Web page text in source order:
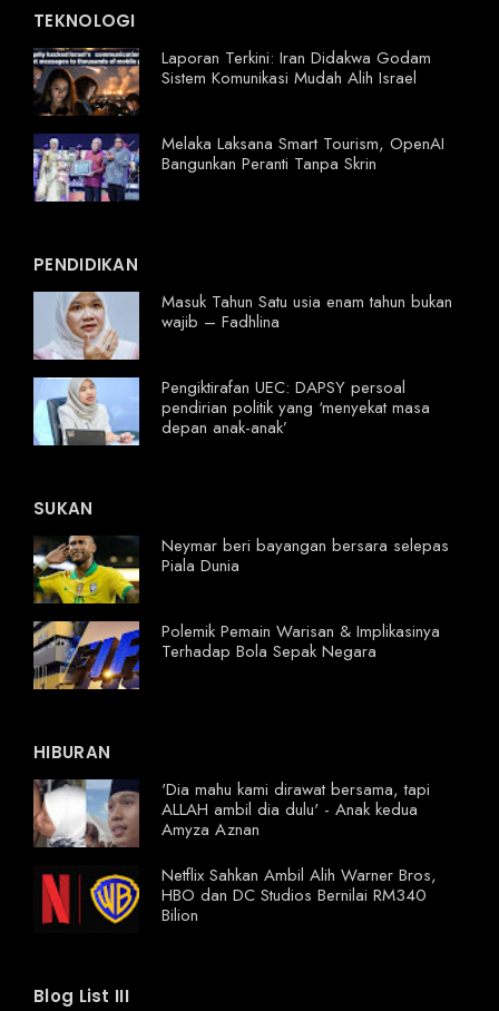
TEKNOLOGI
Laporan Terkini: Iran Didakwa Godam
Sistem Komunikasi Mudah Alih Israel
Melaka Laksana Smart Tourism, OpenAI
Bangunkan Peranti Tanpa Skrin
PENDIDIKAN
Masuk Tahun Satu usia enam tahun bukan
wajib – Fadhlina
Pengiktirafan UEC: DAPSY persoal
pendirian politik yang ‘menyekat masa
depan anak-anak’
SUKAN
Neymar beri bayangan bersara selepas
Piala Dunia
Polemik Pemain Warisan & Implikasinya
Terhadap Bola Sepak Negara
HIBURAN
'Dia mahu kami dirawat bersama, tapi
ALLAH ambil dia dulu' - Anak kedua
Amyza Aznan
Netflix Sahkan Ambil Alih Warner Bros,
HBO dan DC Studios Bernilai RM340
Bilion
Blog List III